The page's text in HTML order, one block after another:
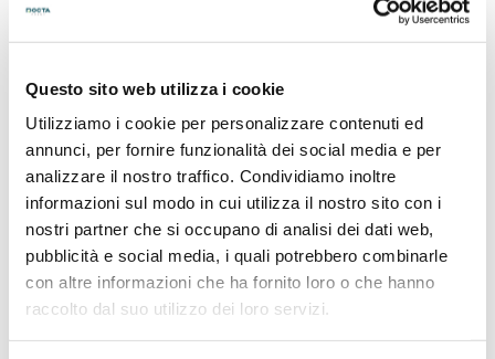
Questo sito web utilizza i cookie
Utilizziamo i cookie per personalizzare contenuti ed
annunci, per fornire funzionalità dei social media e per
analizzare il nostro traffico. Condividiamo inoltre
informazioni sul modo in cui utilizza il nostro sito con i
nostri partner che si occupano di analisi dei dati web,
pubblicità e social media, i quali potrebbero combinarle
con altre informazioni che ha fornito loro o che hanno
raccolto dal suo utilizzo dei loro servizi.
solitamente utilizzato in diversi settori e ambiti di
applicazione, dai fanali delle autovetture alle barriere di
vasche da bagno alle finestre degli acquari e persino, grazie
Come utilizzare al meglio il plexiglass nella
stampa